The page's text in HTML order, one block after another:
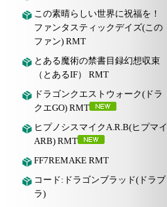
この素晴らしい世界に祝福を！
ファンタスティックデイズ(この
ファン) RMT
とある魔術の禁書目録幻想収束
（とあるIF） RMT
ドラゴンクエストウォーク(ドラ
クエGO) RMT
ヒプノシスマイクA.R.B(ヒプマイ
ARB) RMT
FF7REMAKE RMT
コード:ドラゴンブラッド(ドラブ
ラ)